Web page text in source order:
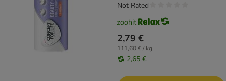
2,79 €
111,60 € / kg
2,65 €
Not Rated